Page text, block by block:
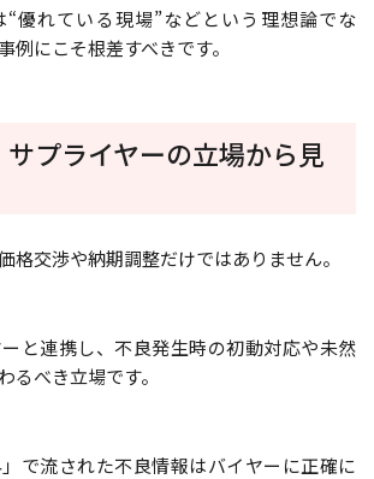
“優れている現場”などという理想論でな
例にこそ根差すべきです。
プライヤーの立場から見
格交渉や納期調整だけではありません。
と連携し、不良発生時の初動対応や未然
るべき立場です。
で流された不良情報はバイヤーに正確に